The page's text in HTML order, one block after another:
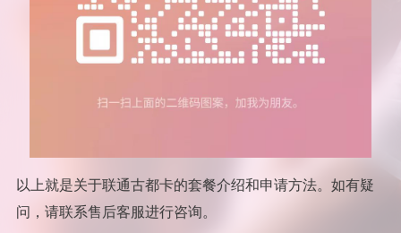
以上就是关于联通古都卡的套餐介绍和申请方法。如有疑
问，请联系售后客服进行咨询。